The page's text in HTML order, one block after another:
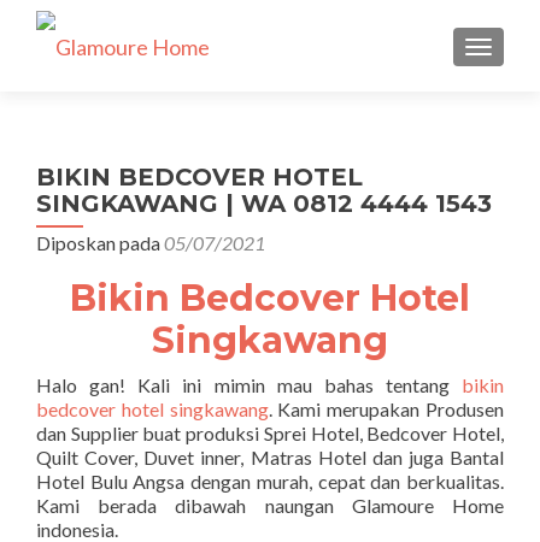
TUKAR
BIKIN BEDCOVER HOTEL
SINGKAWANG | WA 0812 4444 1543
Diposkan pada05/07/2021
Bikin Bedcover Hotel
Singkawang
Halo gan! Kali ini mimin mau bahas tentang bikin
bedcover hotel singkawang. Kami merupakan Produsen
dan Supplier buat produksi Sprei Hotel, Bedcover Hotel,
Quilt Cover, Duvet inner, Matras Hotel dan juga Bantal
Hotel Bulu Angsa dengan murah, cepat dan berkualitas.
Kami berada dibawah naungan Glamoure Home
indonesia.